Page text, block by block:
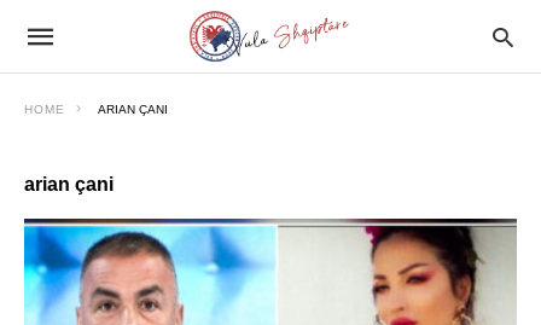
HOME ARIAN ÇANI
arian çani